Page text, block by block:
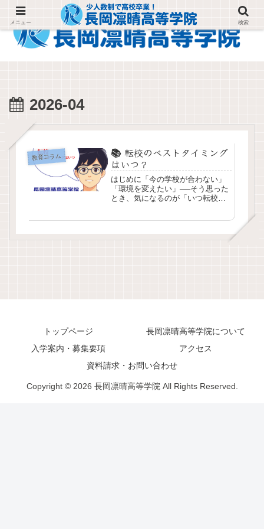
2026-04
教育コラム
📚 転校のベストタイミング
はいつ？
はじめに「今の学校が合わない」
「環境を変えたい」──そう思った
とき、気になるのが「いつ転校す
トップページ
長岡凛晴高等学院について
入学案内・募集要項
アクセス
資料請求・お問い合わせ
Copyright © 2026 長岡凛晴高等学院 All Rights Reserved.
メニュー 検索